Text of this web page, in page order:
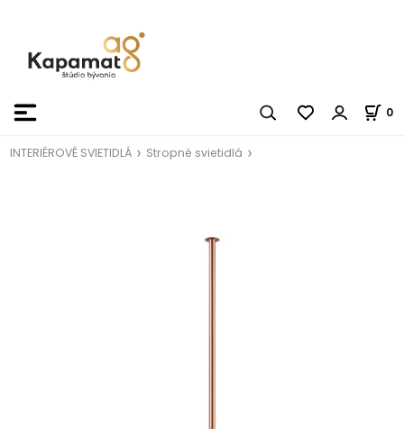
0
INTERIÉROVÉ SVIETIDLÁ Stropné svietidlá